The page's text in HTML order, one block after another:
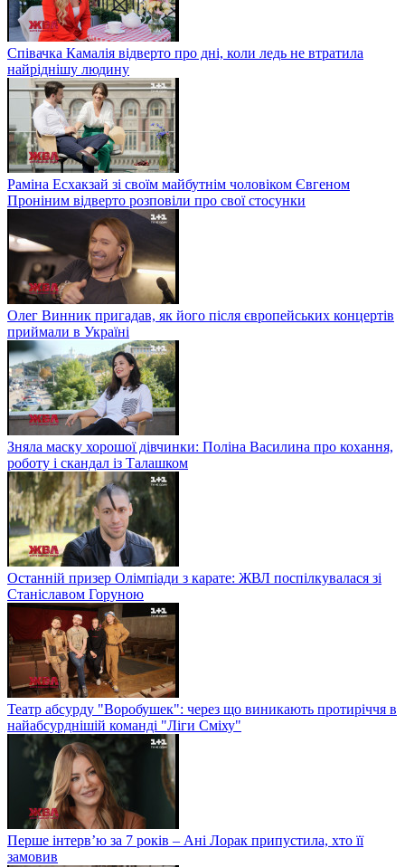
Співачка Камалія відверто про дні, коли ледь не втратила
найріднішу людину
Раміна Есхакзай зі своїм майбутнім чоловіком Євгеном
Проніним відверто розповіли про свої стосунки
Олег Винник пригадав, як його після європейських концертів
приймали в Україні
Зняла маску хорошої дівчинки: Поліна Василина про кохання,
роботу і скандал із Талашком
Останній призер Олімпіади з карате: ЖВЛ поспілкувалася зі
Станіславом Горуною
Театр абсурду "Воробушек": через що виникають протиріччя в
найабсурднішій команді "Ліги Сміху"
Перше інтерв’ю за 7 років – Ані Лорак припустила, хто її
замовив